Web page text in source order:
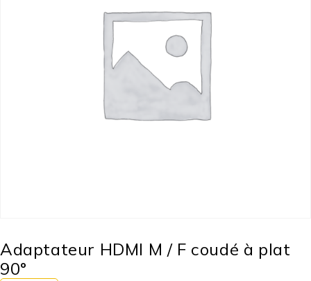
Adaptateur HDMI M / F coudé à plat
90°